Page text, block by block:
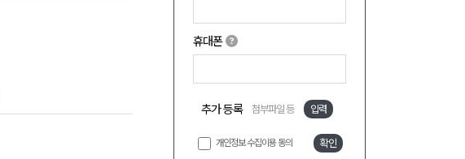
휴대폰
추가 등록 첨부파일 등 입력
개인정보 수집이용 동의 확인